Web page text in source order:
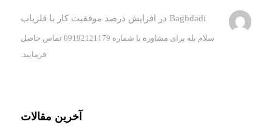
Baghdadi در افزایش درصد موفقیت کار با فلزیاب
سلام بله برای مشاوره با شماره 09192121179 تماس حاصل
فرمایید.
آخرین مقالات